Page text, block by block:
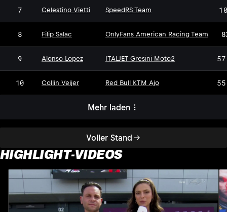
Voller Stand
7 Celestino Vietti SpeedRS Team
8 Filip Salac OnlyFans American Racing Team
9 Alonso Lopez ITALJET Gresini Moto2
10 Collin Veijer Red Bull KTM Ajo
Mehr laden
HIGHLIGHT-VIDEOS